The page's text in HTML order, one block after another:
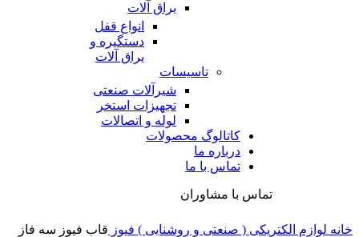
یراق آلات
انواع قفل
دستگیره و
یراق آلات
تاسیسات
شیرآلات صنعتی
تجهیزات استخر
لوله و اتصالات
کاتالوگ محصولات
درباره ما
تماس با ما
تماس با مشاوران
خانه لوازم الکتریکی ( صنعتی و روشنایی ) فیوز قاب فیوز سه فاز